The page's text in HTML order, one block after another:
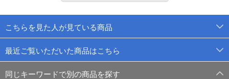
こちらを見た人が見ている商品
最近ご覧いただいた商品はこちら
同じキーワードで別の商品を探す